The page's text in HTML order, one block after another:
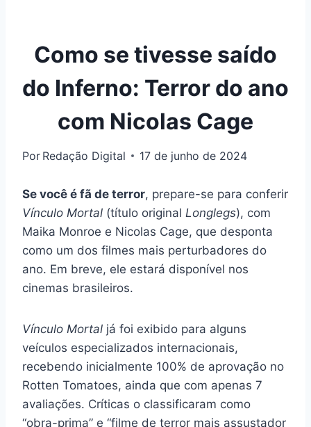
Como se tivesse saído
do Inferno: Terror do ano
com Nicolas Cage
Por Redação Digital 17 de junho de 2024
Se você é fã de terror, prepare-se para conferir
Vínculo Mortal (título original Longlegs), com
Maika Monroe e Nicolas Cage, que desponta
como um dos filmes mais perturbadores do
ano. Em breve, ele estará disponível nos
cinemas brasileiros.
Vínculo Mortal já foi exibido para alguns
veículos especializados internacionais,
recebendo inicialmente 100% de aprovação no
Rotten Tomatoes, ainda que com apenas 7
avaliações. Críticas o classificaram como
“obra-prima” e “filme de terror mais assustador